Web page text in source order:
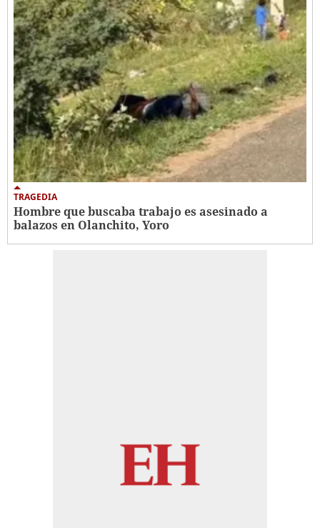
TRAGEDIA
Hombre que buscaba trabajo es asesinado a
balazos en Olanchito, Yoro